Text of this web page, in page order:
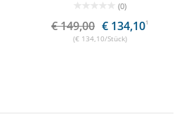
(0)
€ 149,00 € 134,101
(€ 134,10/Stück)